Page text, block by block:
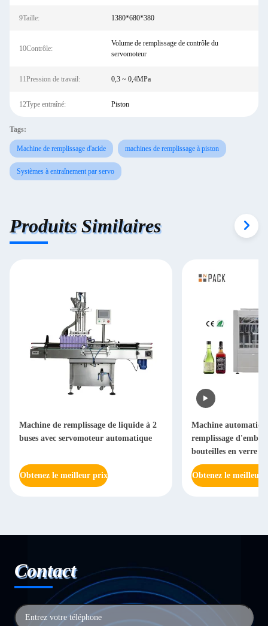
9Taille: 1380*680*380
10Contrôle:
Volume de remplissage de contrôle du
servomoteur
11Pression de travail: 0,3 ~ 0,4MPa
12Type entraîné: Piston
Tags:
Machine de remplissage d'acide machines de remplissage à piston
Systèmes à entraînement par servo
Produits Similaires
Machine de remplissage de liquide à 2
buses avec servomoteur automatique
Obtenez le meilleur prix
Machine
remplissage
bouteilles en verre
précision
Obtenez le meilleur
Contact